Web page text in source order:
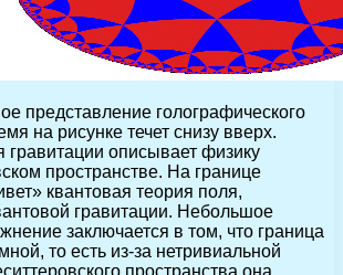
представление голографического
на рисунке течет снизу вверх.
гравитации описывает физику
пространстве. На границе
квантовая теория поля,
гравитации. Небольшое
заключается в том, что граница
то есть из-за нетривиальной
пространства она